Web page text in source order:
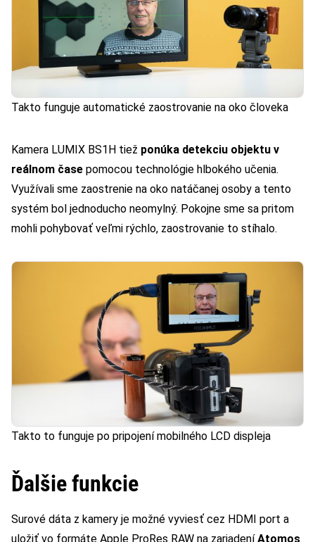
Takto funguje automatické zaostrovanie na oko človeka
Kamera LUMIX BS1H tiež ponúka detekciu objektu v
reálnom čase pomocou technológie hlbokého učenia.
Využívali sme zaostrenie na oko natáčanej osoby a tento
systém bol jednoducho neomylný. Pokojne sme sa pritom
mohli pohybovať veľmi rýchlo, zaostrovanie to stíhalo.
Takto to funguje po pripojení mobilného LCD displeja
Ďalšie funkcie
Surové dáta z kamery je možné vyviesť cez HDMI port a
uložiť vo formáte Apple ProRes RAW na zariadeníAtomos